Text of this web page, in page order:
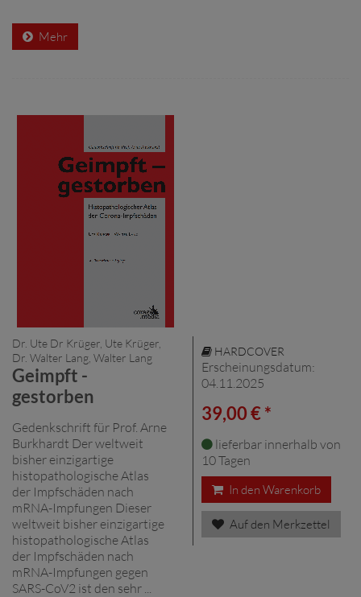
Mehr
Dr. Ute Dr Krüger, Ute Krüger,
Dr. Walter Lang, Walter Lang
Geimpft -
gestorben
Gedenkschrift für Prof. Arne
Burkhardt Der weltweit
bisher einzigartige
histopatho­logische Atlas
der Impfschäden nach
mRNA-­Impfungen Dieser
weltweit bisher einzigartige
histopatho­logische Atlas
der Impfschäden nach
mRNA­-Impfungen gegen
SARS­-CoV­2 ist den sehr ...
HARDCOVER
Erscheinungsdatum:
04.11.2025
39,00 € *
lieferbar innerhalb von
10 Tagen
In den Warenkorb
Auf den Merkzettel